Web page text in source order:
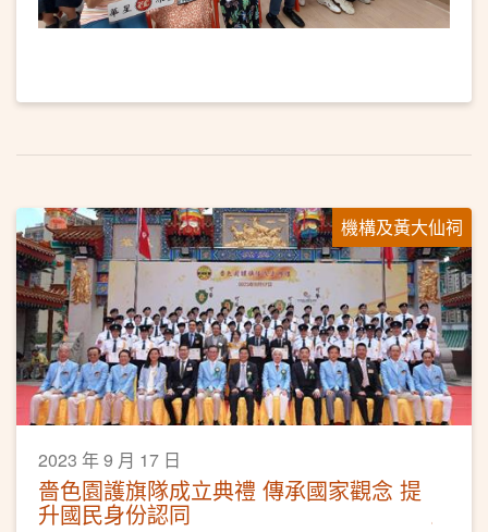
機構及黃大仙祠
2023 年 9 月 17 日
嗇色園護旗隊成立典禮 傳承國家觀念 提
升國民身份認同